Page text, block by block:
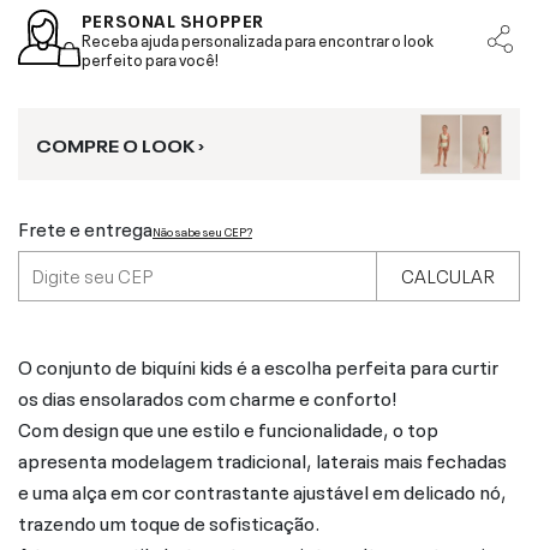
PERSONAL SHOPPER
Receba ajuda personalizada para encontrar o look
perfeito para você!
COMPRE O LOOK ›
Frete e entregaNão sabe seu CEP?
CALCULAR
O conjunto de biquíni kids é a escolha perfeita para curtir
os dias ensolarados com charme e conforto!
Com design que une estilo e funcionalidade, o top
apresenta modelagem tradicional, laterais mais fechadas
e uma alça em cor contrastante ajustável em delicado nó,
trazendo um toque de sofisticação.